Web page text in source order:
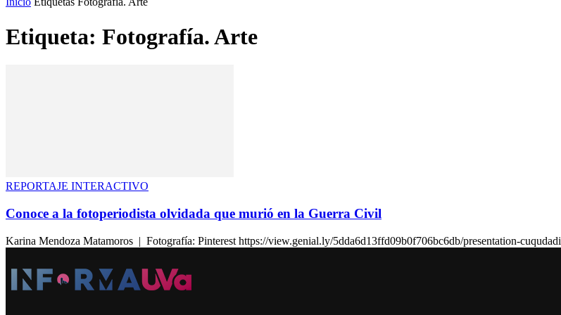
Etiqueta: Fotografía. Arte
REPORTAJE INTERACTIVO
Conoce a la fotoperiodista olvidada que murió en la Guerra Civil
Karina Mendoza Matamoros | Fotografía: Pinterest https://view.genial.ly/5dda6d13ffd09b0f706bc6db/presentation-cuqudadi